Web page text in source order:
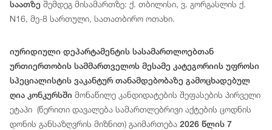
საათზე შემდეგ მისამართზე: ქ. თბილისი, ვ. გორგასლის ქ.
N16, მე-8 სართული, სათათბირო ოთახი.
იურიდიული დეპარტამენტის სასამართლოებთან
ურთიერთობის სამმართველოს მესამე კატეგორიის უფროსი
სპეციალისტის ვაკანტურ თანამდებობაზე გამოცხადებულ
ღია კონკურსში მონაწილე კანდიდატების შეფასების პირველი
ეტაპი (წერითი დავალება სამართლებრივი აქტების ცოდნის
დონის განსაზღვრის მიზნით) გაიმართება 2026 წლის 7